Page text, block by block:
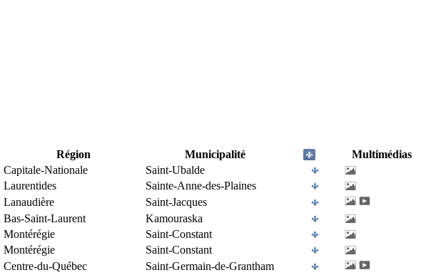
Région Municipalité
Multimédias
Capitale-Nationale
Saint-Ubalde
Laurentides
Sainte-Anne-des-Plaines
Lanaudière
Saint-Jacques
Bas-Saint-Laurent
Kamouraska
Montérégie
Saint-Constant
Montérégie
Saint-Constant
Centre-du-Québec
Saint-Germain-de-Grantham